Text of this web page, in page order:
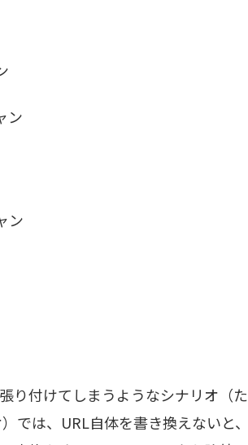
ン
ン
り付けてしまうようなシナリオ（た
では、URL自体を書き換えないと、